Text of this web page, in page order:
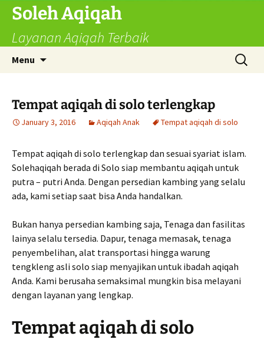
Skip
content
Soleh Aqiqah
Layanan Aqiqah Terbaik
Menu
Search
for:
Tempat aqiqah di solo terlengkap
January 3, 2016 Aqiqah Anak Tempat aqiqah di solo
Tempat aqiqah di solo terlengkap dan sesuai syariat islam.
Solehaqiqah berada di Solo siap membantu aqiqah untuk
putra – putri Anda. Dengan persedian kambing yang selalu
ada, kami setiap saat bisa Anda handalkan.
Bukan hanya persedian kambing saja, Tenaga dan fasilitas
lainya selalu tersedia. Dapur, tenaga memasak, tenaga
penyembelihan, alat transportasi hingga warung
tengkleng asli solo siap menyajikan untuk ibadah aqiqah
Anda. Kami berusaha semaksimal mungkin bisa melayani
dengan layanan yang lengkap.
Tempat aqiqah di solo